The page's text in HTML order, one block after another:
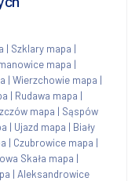
| Szklary mapa |
mapa |
| Wierzchowie mapa |
| Rudawa mapa |
mapa | Sąspów
| Ujazd mapa | Biały
| Czubrowice mapa |
Skała mapa |
| Aleksandrowice